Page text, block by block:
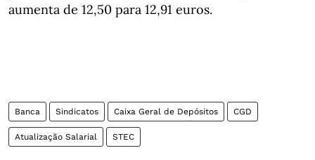
aumenta de 12,50 para 12,91 euros.
Banca Sindicatos Caixa Geral de Depósitos CGD
Atualização Salarial STEC